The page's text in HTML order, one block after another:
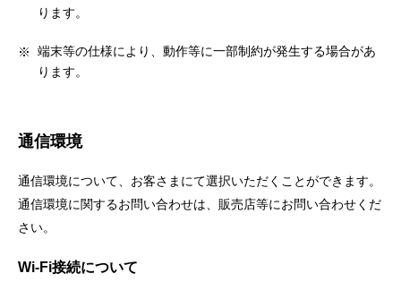
ります。
端末等の仕様により、動作等に一部制約が発生する場合があ
ります。
通信環境
通信環境について、お客さまにて選択いただくことができます。
通信環境に関するお問い合わせは、販売店等にお問い合わせくだ
さい。
Wi-Fi接続について